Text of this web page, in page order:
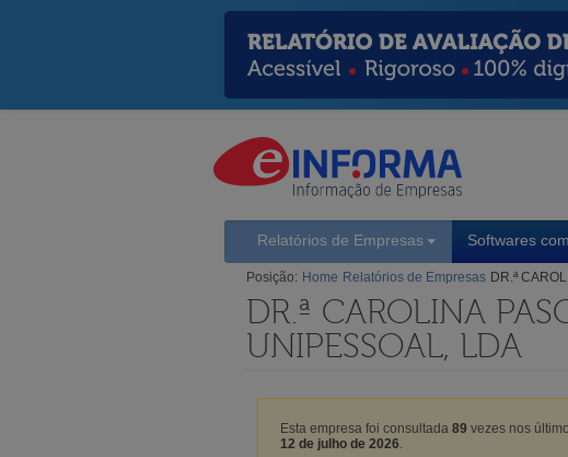
Relatórios de Empresas Softwares
Posição: Home Relatórios de Empresas DR.ª
DR.ª CAROLINA
UNIPESSOAL, LDA
Esta empresa foi consultada 89 vezes nos
12 de julho de 2026